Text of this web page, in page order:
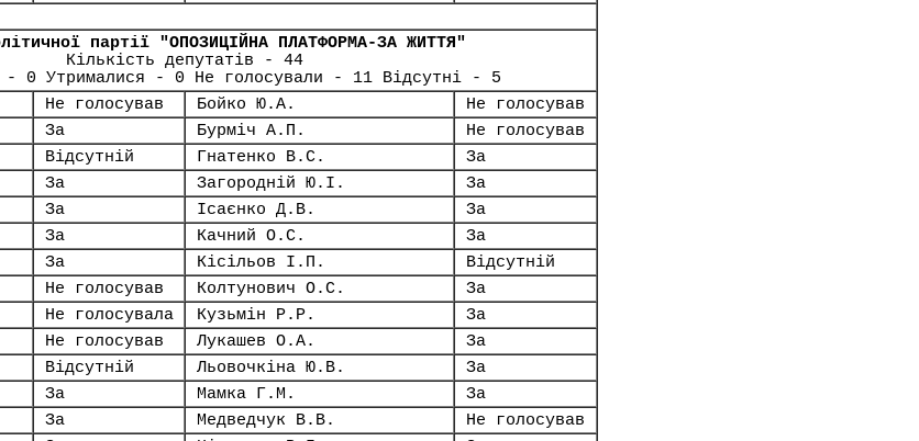
партії "ОПОЗИЦІЙНА ПЛАТФОРМА-ЗА ЖИТТЯ"
Кількість депутатів - 44
0 Утрималися - 0 Не голосували - 11 Відсутні - 5
Не голосував Бойко Ю.А.
Не голосував
За Бурміч А.П.
Не голосував
Відсутній Гнатенко В.С.
За
За Загородній Ю.І.
За
За Ісаєнко Д.В.
За
За Качний О.С.
За
За Кісільов І.П.
Відсутній
Не голосував Колтунович О.С.
За
Не голосувала Кузьмін Р.Р.
За
Не голосував Лукашев О.А.
За
Відсутній Льовочкіна Ю.В.
За
За Мамка Г.М.
За
За Медведчук В.В.
Не голосував